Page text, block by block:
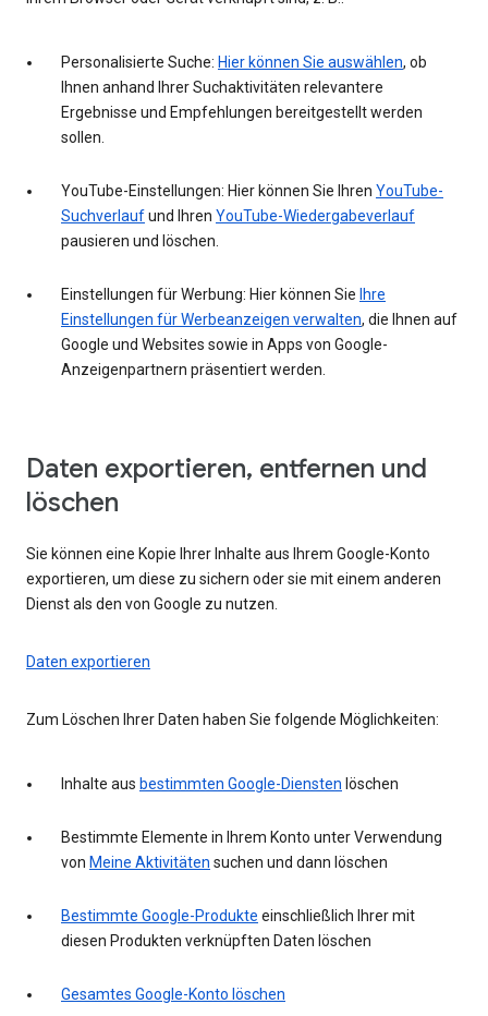
Personalisierte Suche: Hier können Sie auswählen, ob
Ihnen anhand Ihrer Suchaktivitäten relevantere
Ergebnisse und Empfehlungen bereitgestellt werden
sollen.
YouTube-Einstellungen: Hier können Sie Ihren YouTube-
Suchverlaufund Ihren YouTube-Wiedergabeverlauf
pausieren und löschen.
Einstellungen für Werbung: Hier können Sie Ihre
Einstellungen für Werbeanzeigen verwalten, die Ihnen auf
Google und Websites sowie in Apps von Google-
Anzeigenpartnern präsentiert werden.
Daten exportieren, entfernen und
löschen
Sie können eine Kopie Ihrer Inhalte aus Ihrem Google-Konto
exportieren, um diese zu sichern oder sie mit einem anderen
Dienst als den von Google zu nutzen.
Daten exportieren
Zum Löschen Ihrer Daten haben Sie folgende Möglichkeiten:
Inhalte aus bestimmten Google-Diensten löschen
Bestimmte Elemente in Ihrem Konto unter Verwendung
von Meine Aktivitäten suchen und dann löschen
Bestimmte Google-Produkte einschließlich Ihrer mit
diesen Produkten verknüpften Daten löschen
Gesamtes Google-Konto löschen